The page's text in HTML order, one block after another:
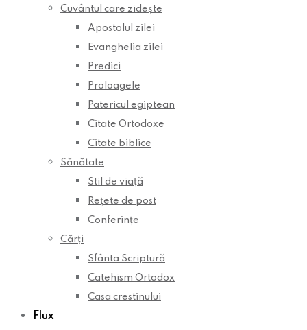
Cuvântul care zidește
Apostolul zilei
Evanghelia zilei
Predici
Proloagele
Patericul egiptean
Citate Ortodoxe
Citate biblice
Sănătate
Stil de viață
Rețete de post
Conferințe
Cărți
Sfânta Scriptură
Catehism Ortodox
Casa crestinului
Flux